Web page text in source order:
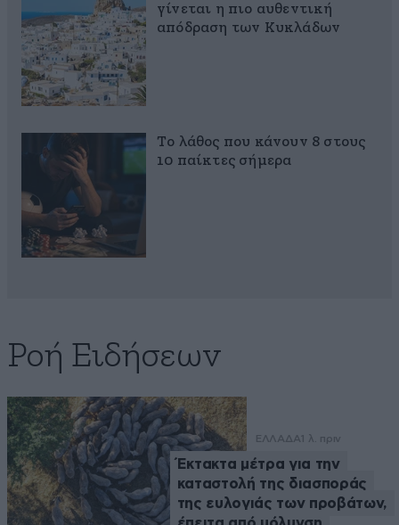
γίνεται η πιο αυθεντική
απόδραση των Κυκλάδων
Το λάθος που κάνουν 8 στους
10 παίκτες σήμερα
Ροή Ειδήσεων
ΕΛΛΑΔΑ 1 λ. πριν
Έκτακτα μέτρα για την
καταστολή της διασποράς
της ευλογιάς των προβάτων,